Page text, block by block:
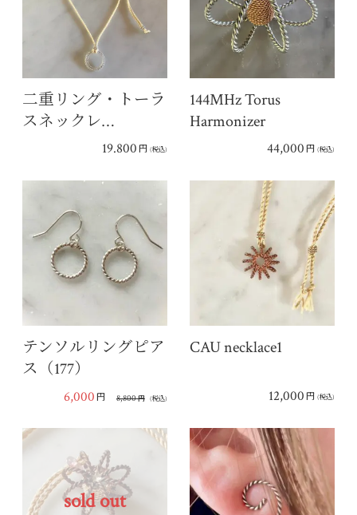
二重リング・トーラ
スネックレ…
19.800 円 (税込)
144MHz Torus
Harmonizer
44,000 円 (税込)
テンソルリングピア
ス（177）
8,800円 (税込)
6,000 円
CAU necklace1
12,000 円 (税込)
sold out